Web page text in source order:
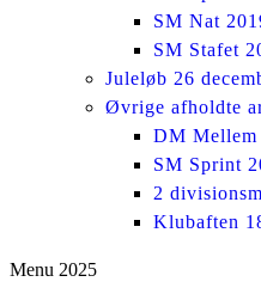
SM Nat
SM Stafet
Juleløb 26
Øvrige afholdte
DM Mellem
SM Sprint
2
Klubaften
Menu 2025